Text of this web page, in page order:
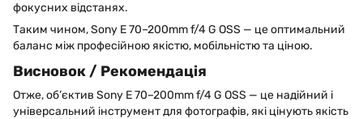
фокусних відстанях.
Таким чином, Sony E 70–200mm f/4 G OSS — це оптимальний
баланс між професійною якістю, мобільністю та ціною.
Висновок / Рекомендація
Отже, об’єктив Sony E 70–200mm f/4 G OSS — це надійний і
універсальний інструмент для фотографів, які цінують якість